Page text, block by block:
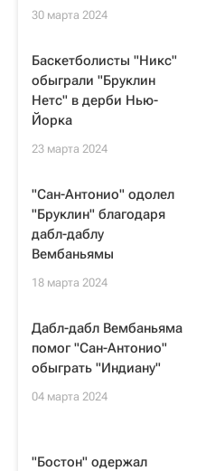
30 марта 2024
Баскетболисты "Никс"
обыграли "Бруклин
Нетс" в дерби Нью-
Йорка
23 марта 2024
"Сан-Антонио" одолел
"Бруклин" благодаря
дабл-даблу
Вембаньямы
18 марта 2024
Дабл-дабл Вембаньяма
помог "Сан-Антонио"
обыграть "Индиану"
04 марта 2024
"Бостон" одержал